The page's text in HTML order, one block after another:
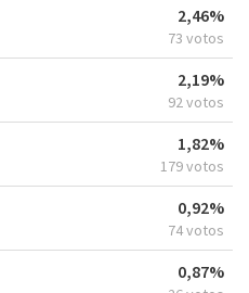
2,46%
73 votos
2,19%
92 votos
1,82%
179 votos
0,92%
74 votos
0,87%